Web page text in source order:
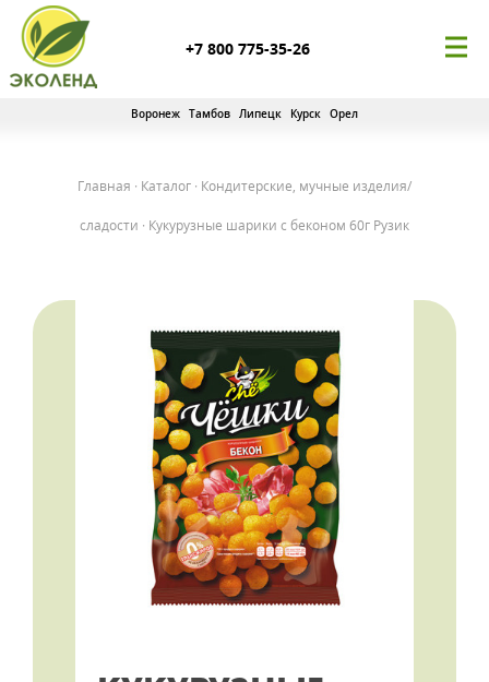
+7 800 775-35-26
Воронеж Тамбов Липецк Курск Орел
Главная · Каталог · Кондитерские, мучные изделия/
сладости · Кукурузные шарики с беконом 60г Рузик